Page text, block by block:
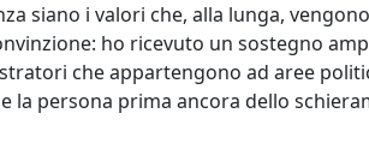
siano i valori che, alla lunga,
ho ricevuto un sostegno
che appartengono ad aree
la persona prima ancora dello